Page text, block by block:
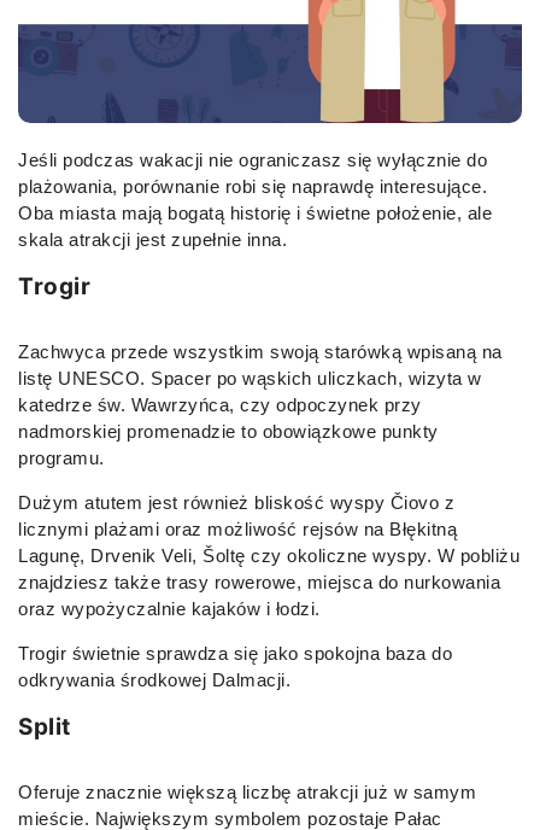
Jeśli podczas wakacji nie ograniczasz się wyłącznie do
plażowania, porównanie robi się naprawdę interesujące.
Oba miasta mają bogatą historię i świetne położenie, ale
skala atrakcji jest zupełnie inna.
Trogir
Zachwyca przede wszystkim swoją starówką wpisaną na
listę UNESCO. Spacer po wąskich uliczkach, wizyta w
katedrze św. Wawrzyńca, czy odpoczynek przy
nadmorskiej promenadzie to obowiązkowe punkty
programu.
Dużym atutem jest również bliskość wyspy Čiovo z
licznymi plażami oraz możliwość rejsów na Błękitną
Lagunę, Drvenik Veli, Šoltę czy okoliczne wyspy. W pobliżu
znajdziesz także trasy rowerowe, miejsca do nurkowania
oraz wypożyczalnie kajaków i łodzi.
Trogir świetnie sprawdza się jako spokojna baza do
odkrywania środkowej Dalmacji.
Split
Oferuje znacznie większą liczbę atrakcji już w samym
mieście. Największym symbolem pozostaje Pałac